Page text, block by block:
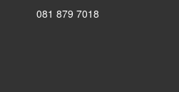
081 879 7018